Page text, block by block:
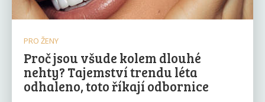
PRO ŽENY
Proč jsou všude kolem dlouhé
nehty? Tajemství trendu léta
odhaleno, toto říkají odbornice